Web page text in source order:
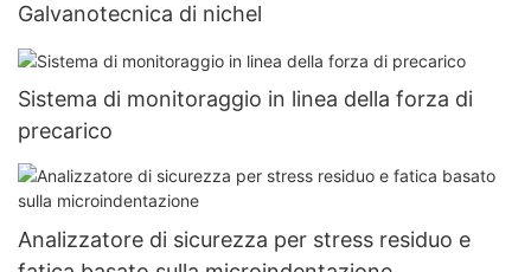
Galvanotecnica di nichel
Sistema di monitoraggio in linea della forza di
precarico
Analizzatore di sicurezza per stress residuo e